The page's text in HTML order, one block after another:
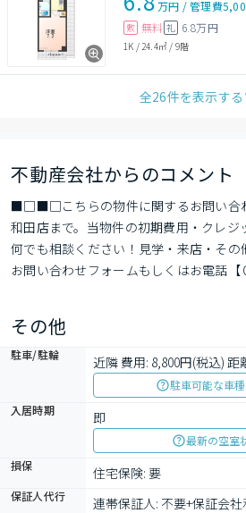
万円 /管理費
敷 無料 礼 6.8万円
1K / 24.4㎡ / 9階
全26件を表示する
不動産会社からのコメント
■□■□こちらの物件に関するお問い合
和田店まで。当物件の初期費用・クレ
何でも相談ください！見学・来店・そ
お問い合わせフォームもしくはお電話【
その他
駐車/駐輪 近隣 費用: 8,800円(税込) 距
駐車可能な車
入居時期
即
最新の空室
損保
住宅保険: 要
保証人代行
連帯保証人: 不要+保証会